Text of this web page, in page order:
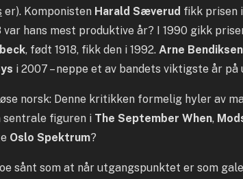
er). Komponisten Harald Sæverud fikk prisen
hans mest produktive år? I 1990 gikk
, født 1918, fikk den i 1992. Arne Bendiksen
i 2007 – neppe et av bandets viktigste år
norsk: Denne kritikken formelig hyler av
sentrale figuren i The September When,
Oslo Spektrum?
sånt som at når utgangspunktet er som